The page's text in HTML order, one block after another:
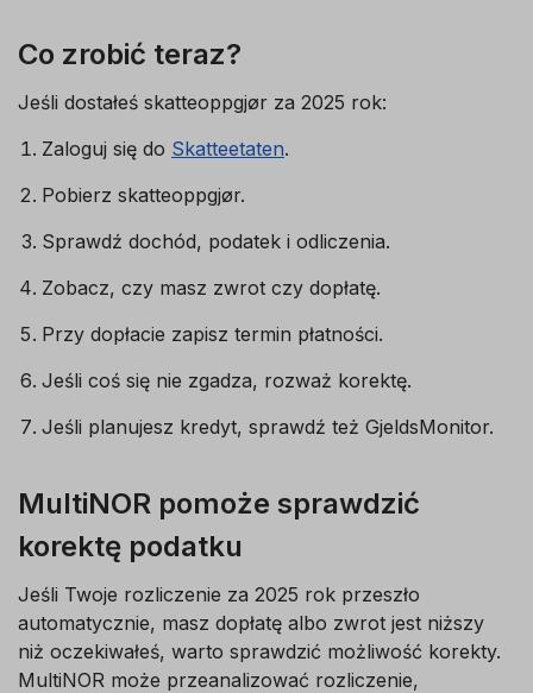
Co zrobić teraz?
Jeśli dostałeś skatteoppgjør za 2025 rok:
Zaloguj się do Skatteetaten.
Pobierz skatteoppgjør.
Sprawdź dochód, podatek i odliczenia.
Zobacz, czy masz zwrot czy dopłatę.
Przy dopłacie zapisz termin płatności.
Jeśli coś się nie zgadza, rozważ korektę.
Jeśli planujesz kredyt, sprawdź też GjeldsMonitor.
MultiNOR pomoże sprawdzić
korektę podatku
Jeśli Twoje rozliczenie za 2025 rok przeszło
automatycznie, masz dopłatę albo zwrot jest niższy
niż oczekiwałeś, warto sprawdzić możliwość korekty.
MultiNOR może przeanalizować rozliczenie,